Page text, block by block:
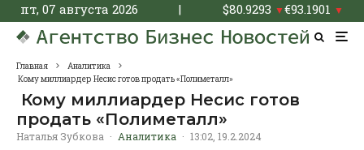
пт, 07 августа 2026 | $80.9293 ▼€93.1901 ▼
Главная
Аналитика
Кому миллиардер Несис готов продать «Полиметалл»
Кому миллиардер Несис готов
продать «Полиметалл»
Наталья Зубкова · Аналитика · 13:02, 19.2.2024